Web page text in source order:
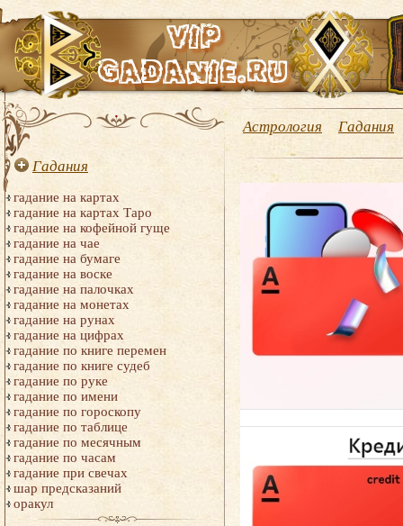
Гадания
гадание на картах
гадание на картах Таро
гадание на кофейной гуще
гадание на чае
гадание на бумаге
гадание на воске
гадание на палочках
гадание на монетах
гадание на рунах
гадание на цифрах
гадание по книге перемен
гадание по книге судеб
гадание по руке
гадание по имени
гадание по гороскопу
гадание по таблице
гадание по месячным
гадание по часам
гадание при свечах
шар предсказаний
оракул
Астрология Гадания